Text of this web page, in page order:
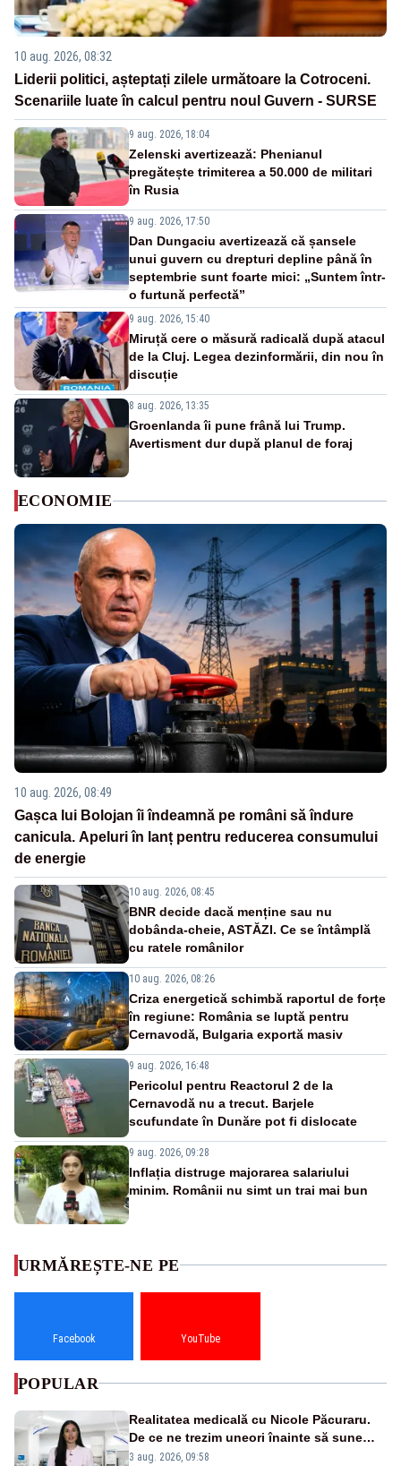
10 aug. 2026, 08:32
Liderii politici, așteptați zilele următoare la Cotroceni.
Scenariile luate în calcul pentru noul Guvern - SURSE
9 aug. 2026, 18:04
Zelenski avertizează: Phenianul
pregătește trimiterea a 50.000 de militari
în Rusia
9 aug. 2026, 17:50
Dan Dungaciu avertizează că șansele
unui guvern cu drepturi depline până în
septembrie sunt foarte mici: „Suntem într-
o furtună perfectă”
9 aug. 2026, 15:40
Miruță cere o măsură radicală după atacul
de la Cluj. Legea dezinformării, din nou în
discuție
8 aug. 2026, 13:35
Groenlanda îi pune frână lui Trump.
Avertisment dur după planul de foraj
ECONOMIE
10 aug. 2026, 08:49
Gașca lui Bolojan îi îndeamnă pe români să îndure
canicula. Apeluri în lanț pentru reducerea consumului
de energie
10 aug. 2026, 08:45
BNR decide dacă menține sau nu
dobânda-cheie, ASTĂZI. Ce se întâmplă
cu ratele românilor
10 aug. 2026, 08:26
Criza energetică schimbă raportul de forțe
în regiune: România se luptă pentru
Cernavodă, Bulgaria exportă masiv
9 aug. 2026, 16:48
Pericolul pentru Reactorul 2 de la
Cernavodă nu a trecut. Barjele
scufundate în Dunăre pot fi dislocate
9 aug. 2026, 09:28
Inflația distruge majorarea salariului
minim. Românii nu simt un trai mai bun
URMĂREȘTE-NE PE
Facebook YouTube
POPULAR
Realitatea medicală cu Nicole Păcuraru.
De ce ne trezim uneori înainte să sune
alarma?
3 aug. 2026, 09:58